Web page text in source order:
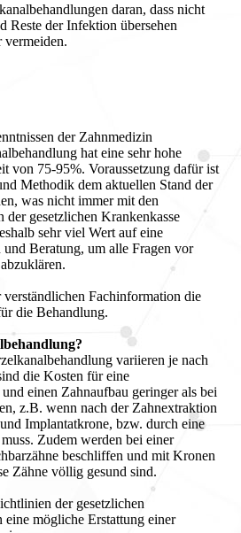
daran, dass nicht
Reste der Infektion übersehen
vermeiden.
der Zahnmedizin
hat eine sehr hohe
von 75-95%. Voraussetzung dafür ist
Methodik dem aktuellen Stand der
was nicht immer mit den
der gesetzlichen Krankenkasse
sehr viel Wert auf eine
Beratung, um alle Fragen vor
verständlichen Fachinformation die
die Behandlung.
variieren je nach
die Kosten für eine
einen Zahnaufbau geringer als bei
z.B. wenn nach der Zahnextraktion
Implantatkrone, bzw. durch eine
Zudem werden bei einer
beschliffen und mit Kronen
Zähne völlig gesund sind.
der gesetzlichen
eine mögliche Erstattung einer